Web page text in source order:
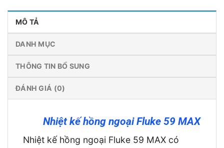
MÔ TẢ
DANH MỤC
THÔNG TIN BỔ SUNG
ĐÁNH GIÁ (0)
Nhiệt kế hồng ngoại Fluke 59 MAX
Nhiệt kế hồng ngoại Fluke 59 MAX có